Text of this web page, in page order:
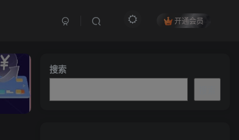
开通会员
搜索